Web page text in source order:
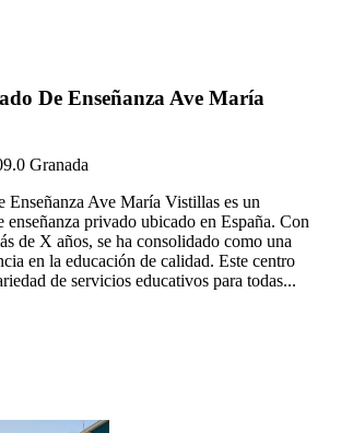
De Enseñanza Ave María
Granada
Enseñanza Ave María Vistillas es un
enseñanza privado ubicado en España. Con
de X años, se ha consolidado como una
en la educación de calidad. Este centro
de servicios educativos para todas...